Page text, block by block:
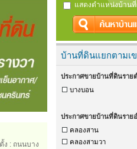
ง : ถนนบาง
แสดงตำแหน่งบ้าน
บ้านที่ดินแยกตามเ
ประกาศขายบ้านที่ดินราย
บางบอน
ประกาศขายบ้านที่ดินราย
คลองสาน
คลองสามวา